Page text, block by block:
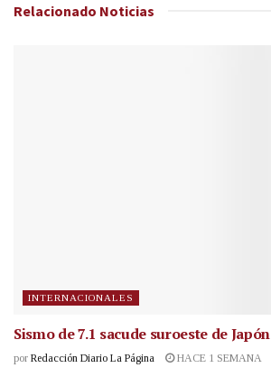
Relacionado Noticias
INTERNACIONALES
Sismo de 7.1 sacude suroeste de Japón
por Redacción Diario La Página HACE 1 SEMANA